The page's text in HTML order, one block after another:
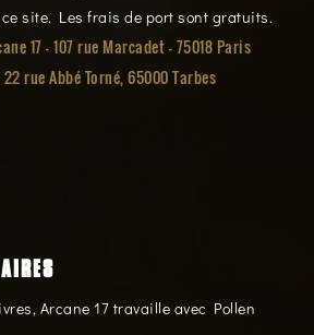
site. Les frais de port sont gratuits.
17 - 107 rue Marcadet - 75018 Paris
22 rue Abbé Torné, 65000 Tarbes
Arcane 17 travaille avec Pollen